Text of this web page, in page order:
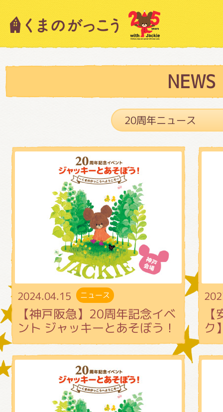
NEWS
2024.04.15 ニュース
【神戸阪急】20周年記念イベ
ント ジャッキーとあそぼう！
ク
キャラクター紹介
スタッフブログ
絵本・作家紹介
ショップインフォメーション
グッズインフォメーション
ミュージカル・コンサート
おたのしみコンテンツ(クイズ・
チア ジャッキーズ！